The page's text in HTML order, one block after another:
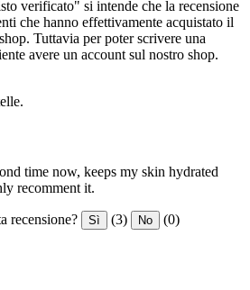
verificato" si intende che la recensione
che hanno effettivamente acquistato il
Tuttavia per poter scrivere una
avere un account sul nostro shop.
time now, keeps my skin hydrated
recomment it.
recensione? Sì (3) No (0)